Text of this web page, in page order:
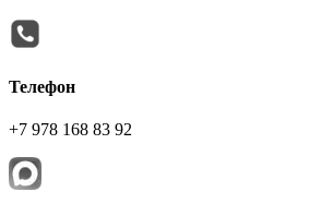
Телефон
+7 978 168 83 92